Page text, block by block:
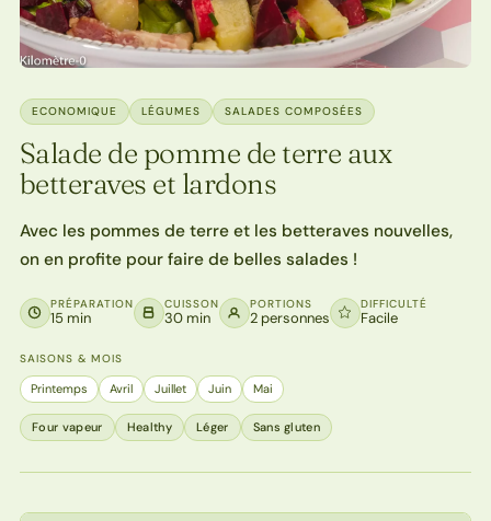
ECONOMIQUE LÉGUMES SALADES COMPOSÉES
Salade de pomme de terre aux
betteraves et lardons
Avec les pommes de terre et les betteraves nouvelles,
on en profite pour faire de belles salades !
PRÉPARATION
15 min
CUISSON
30 min
PORTIONS
2 personnes
DIFFICULTÉ
Facile
SAISONS & MOIS
Printemps Avril Juillet Juin Mai
Four vapeur Healthy Léger Sans gluten